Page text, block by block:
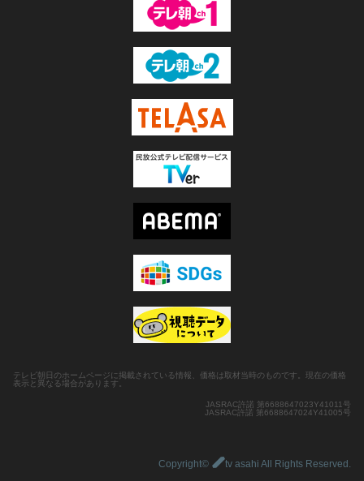
テレビ朝日のホームページに掲載されている情報、価格は取材当時のものです。現在の価格
表示と異なる場合があります。
JASRAC許諾 第6688647023Y41011号
JASRAC許諾 第6688647024Y41005号
Copyright© tv asahi All Rights Reserved.